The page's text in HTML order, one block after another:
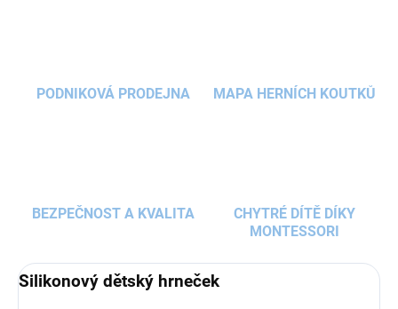
PODNIKOVÁ PRODEJNA MAPA HERNÍCH KOUTKŮ
BEZPEČNOST A KVALITA
CHYTRÉ DÍTĚ DÍKY
MONTESSORI
Silikonový dětský hrneček